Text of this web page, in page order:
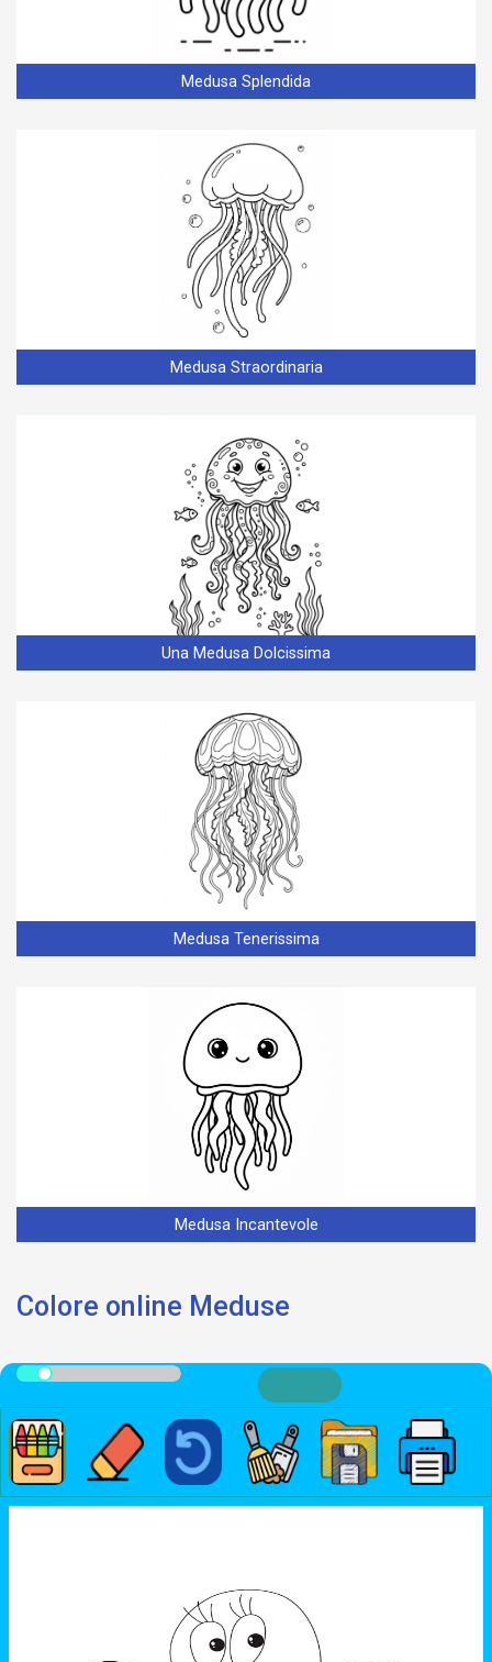
Medusa Splendida
Medusa Straordinaria
Una Medusa Dolcissima
Medusa Tenerissima
Medusa Incantevole
Colore online Meduse